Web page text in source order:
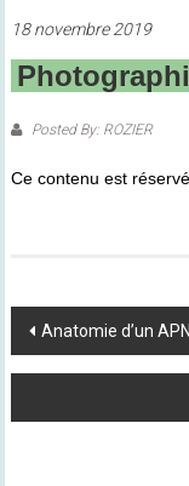
18 novembre 2019
Posted By: ROZIER
Ce contenu est
Post
Navigation
Anatomie d’un